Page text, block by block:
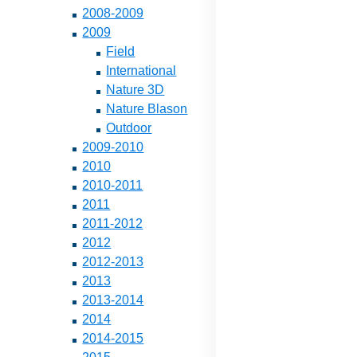
2008-2009
2009
Field
International
Nature 3D
Nature Blason
Outdoor
2009-2010
2010
2010-2011
2011
2011-2012
2012
2012-2013
2013
2013-2014
2014
2014-2015